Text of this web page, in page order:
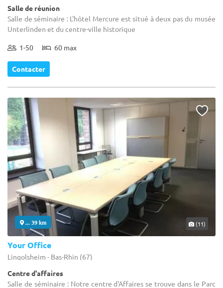
Salle de réunion
Salle de séminaire : L'hôtel Mercure est situé à deux pas du musée
Unterlinden et du centre-ville historique
1-50 60 max
Contacter
... 39 km (11)
Your Office
Lingolsheim - Bas-Rhin (67)
Centre d'affaires
Salle de séminaire : Notre centre d'Affaires se trouve dans le Parc